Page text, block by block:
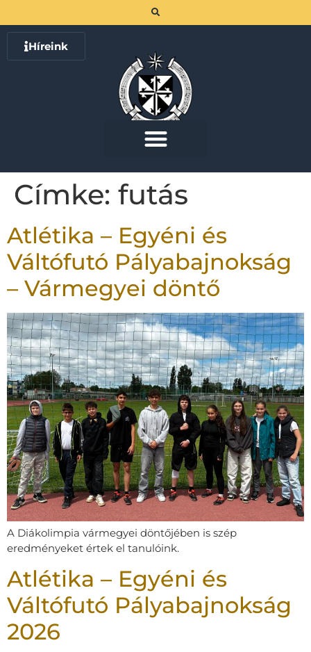
Híreink
Címke: futás
Atlétika – Egyéni és
Váltófutó Pályabajnokság
– Vármegyei döntő
A Diákolimpia vármegyei döntőjében is szép
eredményeket értek el tanulóink.
Atlétika – Egyéni és
Váltófutó Pályabajnokság
2026